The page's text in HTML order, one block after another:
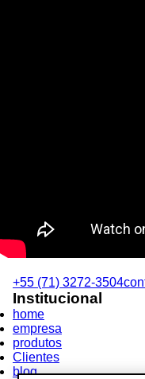
+55 (71) 3272-3504
Institucional
home
empresa
produtos
Clientes
blog